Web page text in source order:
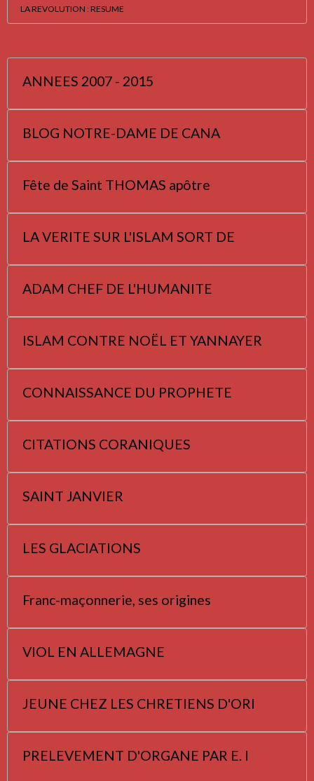
LA REVOLUTION : RESUME
ANNEES 2007 - 2015
BLOG NOTRE-DAME DE CANA
Fête de Saint THOMAS apôtre
LA VERITE SUR L'ISLAM SORT DE
ADAM CHEF DE L'HUMANITE
ISLAM CONTRE NOËL ET YANNAYER
CONNAISSANCE DU PROPHETE
CITATIONS CORANIQUES
SAINT JANVIER
LES GLACIATIONS
Franc-maçonnerie, ses origines
VIOL EN ALLEMAGNE
JEUNE CHEZ LES CHRETIENS D'ORI
PRELEVEMENT D'ORGANE PAR E. I